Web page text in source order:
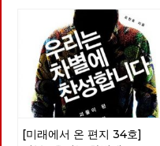
강을 건너야 했지만, 폭염을 피
하기 위해 북한산의 숲길부터 걷
기로 경로를 변경했다. 가을까지
북한산에서 보내고, 초겨울 다시
광나루에서 한강을 건넜다. 혹한
이 거셌던 2021년 1월, 중대재해
기업처벌법 제정을 요구하며 국
회 앞에서 단식투쟁을 이어가던
무렵에는 여의도 샛강을 따라 한
국 정치의 경계, 국회의사당 주
변을 걷기도 했다. 사실 경계사
제정과 개정, 당의 조직진로나
주요정책 및 사업방향에 관한 결
정 등을 합니다. 이날 선출된 10
명의 당대회 준비위원들은 당대
회에서 함께 논의하고 결정할 안
건을 준비하고, 전국순회토론회
및 본행사를 기획합니다. 현재
예정대로라면 2021년 정기당대
회는 9월 11일 개최합니다. 당대
회가 노동당의 미래를 위한 토론
과 전국 당원들이 함께하는 축제
년대를 겨냥하던 이른바 ‘레트로
retro’ 또는 ‘뉴트로newtro’ 경
향은, [암살](2015), [덕혜옹주]
(2016), [미스터 션샤인](2018)
등과 함께 이제는 1920~30년대
전후로까지 거슬러 올라가고 있
습니다. 그 결과, 50년 전은 물론
이고 100년 전의 의상과 소품,
건축까지 영화 세트나 사진 스튜
디오를 벗어나 골목으로, 일상으
로 쏟아져 나오고 있습니다. 그
[미래에서 온 편지 34호]